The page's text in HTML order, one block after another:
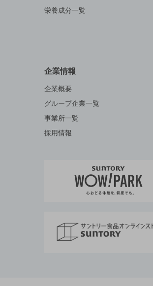
栄養成分一覧
企業情報
企業概要
グループ企業一覧
事業所一覧
採用情報